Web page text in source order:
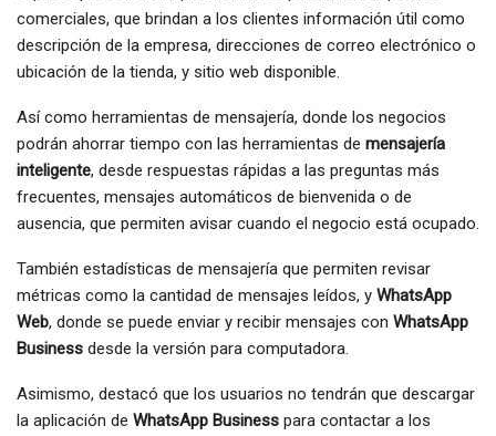
comerciales, que brindan a los clientes información útil como
descripción de la empresa, direcciones de correo electrónico o
ubicación de la tienda, y sitio web disponible.
Así como herramientas de mensajería, donde los negocios
podrán ahorrar tiempo con las herramientas de mensajería
inteligente, desde respuestas rápidas a las preguntas más
frecuentes, mensajes automáticos de bienvenida o de
ausencia, que permiten avisar cuando el negocio está ocupado.
También estadísticas de mensajería que permiten revisar
métricas como la cantidad de mensajes leídos, y WhatsApp
Web, donde se puede enviar y recibir mensajes con WhatsApp
Business desde la versión para computadora.
Asimismo, destacó que los usuarios no tendrán que descargar
la aplicación de WhatsApp Business para contactar a los